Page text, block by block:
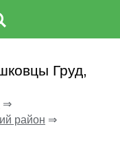
Груд,
⇒
район ⇒